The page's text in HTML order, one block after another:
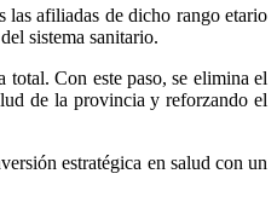
afiliadas de dicho rango etario
sistema sanitario.
Con este paso, se elimina el
de la provincia y reforzando el
estratégica en salud con un